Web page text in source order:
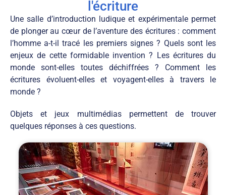
l'écriture
Une salle d’introduction ludique et expérimentale permet
de plonger au cœur de l’aventure des écritures : comment
l’homme a-t-il tracé les premiers signes ? Quels sont les
enjeux de cette formidable invention ? Les écritures du
monde sont-elles toutes déchiffrées ? Comment les
écritures évoluent-elles et voyagent-elles à travers le
monde ?
Objets et jeux multimédias permettent de trouver
quelques réponses à ces questions.